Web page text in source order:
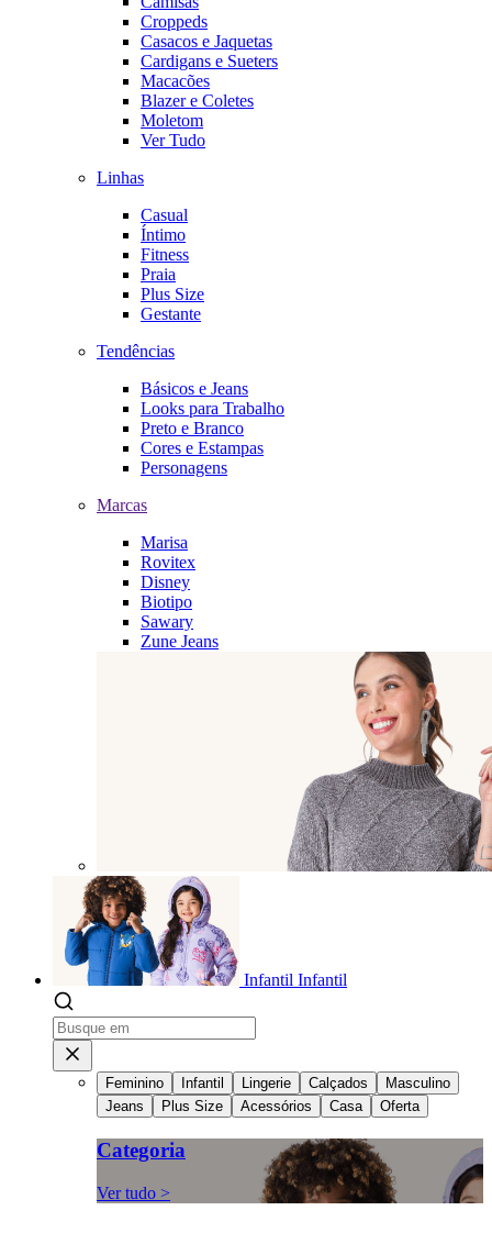
Croppeds
Casacos e Jaquetas
Cardigans e Sueters
Macacões
Blazer e Coletes
Moletom
Ver Tudo
Linhas
Casual
Íntimo
Fitness
Praia
Plus Size
Gestante
Tendências
Básicos e Jeans
Looks para Trabalho
Preto e Branco
Cores e Estampas
Personagens
Marcas
Marisa
Rovitex
Disney
Biotipo
Sawary
Zune Jeans
Infantil Infantil
Feminino Infantil Lingerie Calçados
Masculino
Jeans
Plus Size Acessórios Casa Oferta
Categoria
Ver tudo >